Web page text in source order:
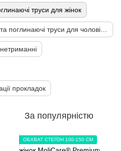
труси для жінок
прокладок
За популярністю
ОБХВАТ СТЕГОН 100-150 СМ